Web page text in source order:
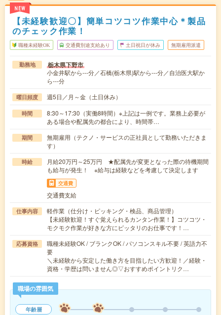
NEW
【未経験歓迎〇】簡単コツコツ作業中心＊製品
のチェック作業！
職種未経験OK 交通費別途支給あり 土日祝日が休み 無期雇用派遣
勤務地 栃木県下野市
小金井駅から---分／石橋(栃木県)駅から---分／自治医大駅か
ら---分
曜日頻度 週5日／月～金（土日休み）
時間
8:30～17:30（実働8時間）※上記は一例です。業務上必要が
ある場合や配属先の都合により、時間帯…
期間
無期雇用（テクノ・サービスの正社員として勤務いただきま
す）
時給
月給20万円～25万円 ★配属先が変更となった際の待機期間
も給与が発生！ ※給与は経験などを考慮して決定します
交通費
交通費支給
仕事内容
軽作業（仕分け・ピッキング・検品、商品管理）
【未経験歓迎！すぐ覚えられるカンタン作業！】コツコツ・
モクモク作業が好きな方にピッタリのお仕事です！…
応募資格
職種未経験OK / ブランクOK / パソコンスキル不要 / 英語力不
要
＼未経験から安定した働き方を目指したい方歓迎！／経験・
資格・学歴は問いません◎▽おすすめポイントリク…
職場の雰囲気
年齢層